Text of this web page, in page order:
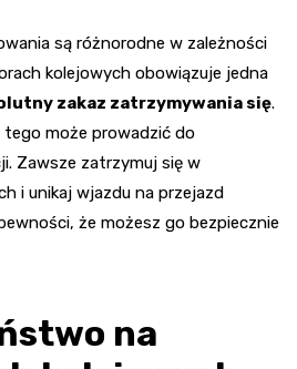
są różnorodne w zależności
kolejowych obowiązuje jedna
zakaz zatrzymywania się.
może prowadzić do
Zawsze zatrzymuj się w
i unikaj wjazdu na przejazd
że możesz go bezpiecznie
na